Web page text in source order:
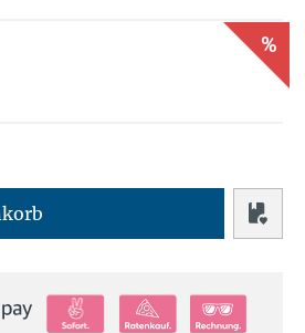
%